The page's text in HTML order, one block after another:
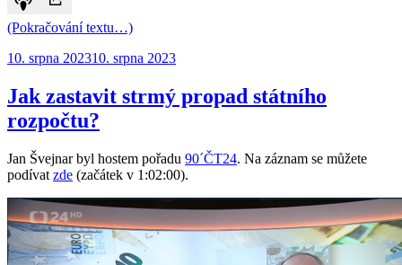
(Pokračování textu…)
Publikováno:
10. srpna 202310. srpna 2023
Jak zastavit strmý propad státního
rozpočtu?
Jan Švejnar byl hostem pořadu 90´ČT24. Na záznam se můžete
podívat zde (začátek v 1:02:00).